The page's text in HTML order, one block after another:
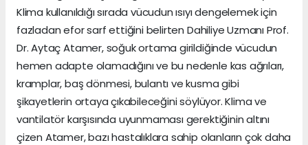
Klima kullanıldığı sırada vücudun ısıyı dengelemek için
fazladan efor sarf ettiğini belirten Dahiliye Uzmanı Prof.
Dr. Aytaç Atamer, soğuk ortama girildiğinde vücudun
hemen adapte olamadığını ve bu nedenle kas ağrıları,
kramplar, baş dönmesi, bulantı ve kusma gibi
şikayetlerin ortaya çıkabileceğini söylüyor. Klima ve
vantilatör karşısında uyunmaması gerektiğinin altını
çizen Atamer, bazı hastalıklara sahip olanların çok daha